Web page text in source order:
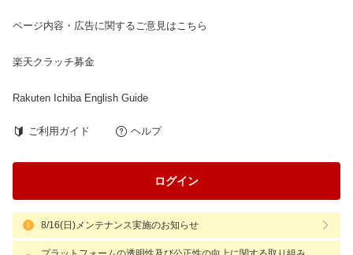
ページ内容・広告に関するご意見はこちら
楽天クラッチ募金
Rakuten Ichiba English Guide
ご利用ガイド ヘルプ
ログイン
8/16(日)メンテナンス実施のお知らせ